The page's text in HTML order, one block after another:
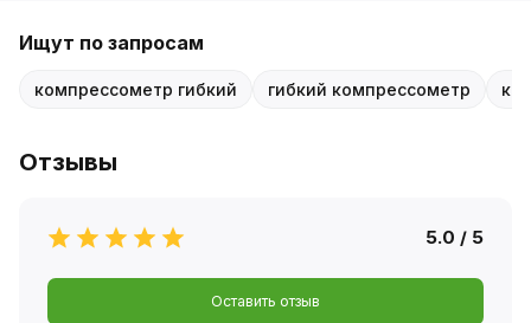
Ищут по запросам
компрессометр гибкий гибкий компрессометр
Отзывы
5.0 / 5
Оставить отзыв